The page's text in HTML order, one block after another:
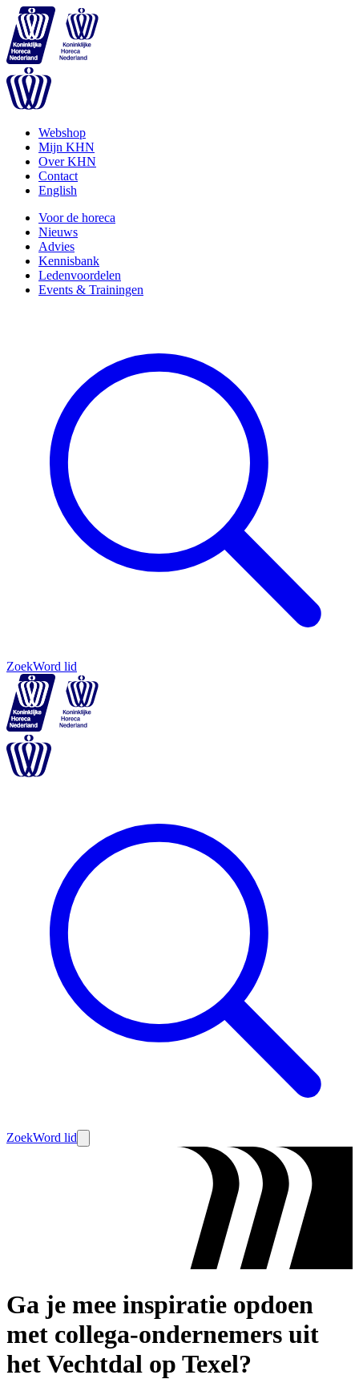
Webshop
Mijn KHN
Over KHN
Contact
English
Voor de horeca
Nieuws
Advies
Kennisbank
Ledenvoordelen
Events & Trainingen
ZoekWord lid
ZoekWord lid
Ga je mee inspiratie opdoen
met collega-ondernemers uit
het Vechtdal op Texel?